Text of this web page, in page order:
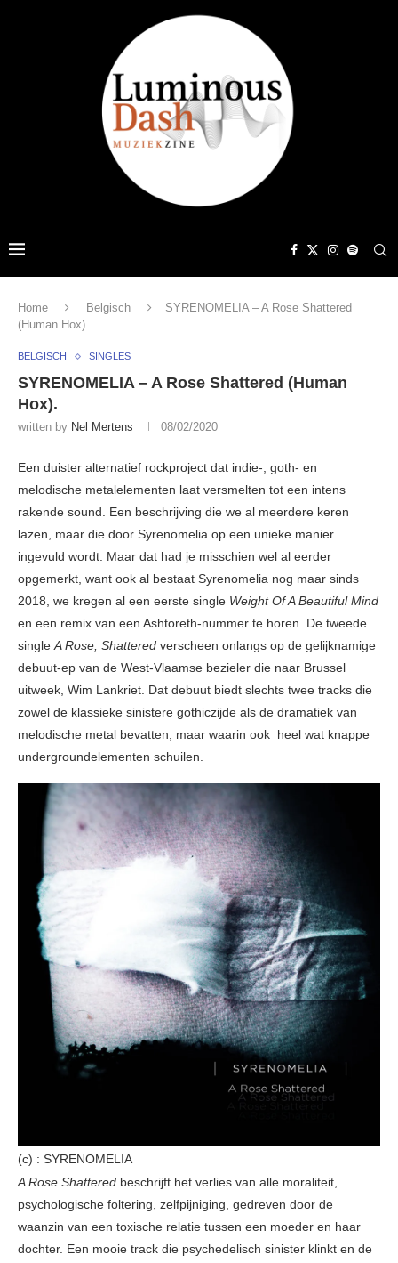
Home Belgisch
SYRENOMELIA – A Rose Shattered
(Human Hox).
BELGISCH SINGLES
SYRENOMELIA – A Rose Shattered (Human
Hox).
written by Nel Mertens 08/02/2020
Een duister alternatief rockproject dat indie-, goth- en
melodische metalelementen laat versmelten tot een intens
rakende sound. Een beschrijving die we al meerdere keren
lazen, maar die door Syrenomelia op een unieke manier
ingevuld wordt. Maar dat had je misschien wel al eerder
opgemerkt, want ook al bestaat Syrenomelia nog maar sinds
2018, we kregen al een eerste single Weight Of A Beautiful Mind
en een remix van een Ashtoreth-nummer te horen. De tweede
singleA Rose, Shattered verscheen onlangs op de gelijknamige
debuut-ep van de West-Vlaamse bezieler die naar Brussel
uitweek, Wim Lankriet. Dat debuut biedt slechts twee tracks die
zowel de klassieke sinistere gothiczijde als de dramatiek van
melodische metal bevatten, maar waarin ook heel wat knappe
undergroundelementen schuilen.
(c) : SYRENOMELIA
A Rose Shattered beschrijft het verlies van alle moraliteit,
psychologische foltering, zelfpijniging, gedreven door de
waanzin van een toxische relatie tussen een moeder en haar
dochter. Een mooie track die psychedelisch sinister klinkt en de